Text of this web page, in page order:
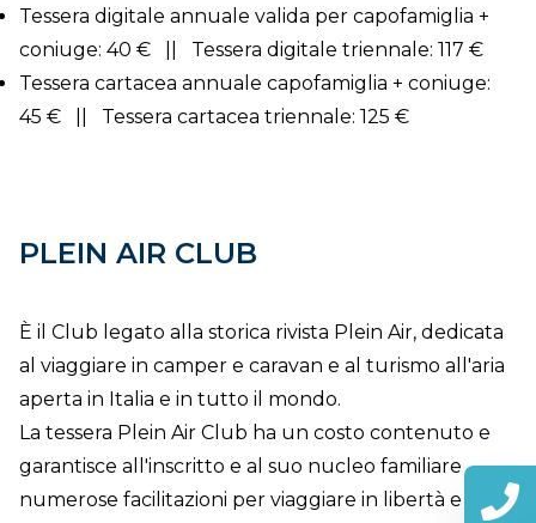
Tessera digitale annuale valida per capofamiglia +
coniuge: 40 € || Tessera digitale triennale: 117 €
Tessera cartacea annuale capofamiglia + coniuge:
45 € || Tessera cartacea triennale: 125 €
PLEIN AIR CLUB
È il Club legato alla storica rivista Plein Air, dedicata
al viaggiare in camper e caravan e al turismo all'aria
aperta in Italia e in tutto il mondo.
La tessera Plein Air Club ha un costo contenuto e
garantisce all'inscritto e al suo nucleo familiare
numerose facilitazioni per viaggiare in libertà e in